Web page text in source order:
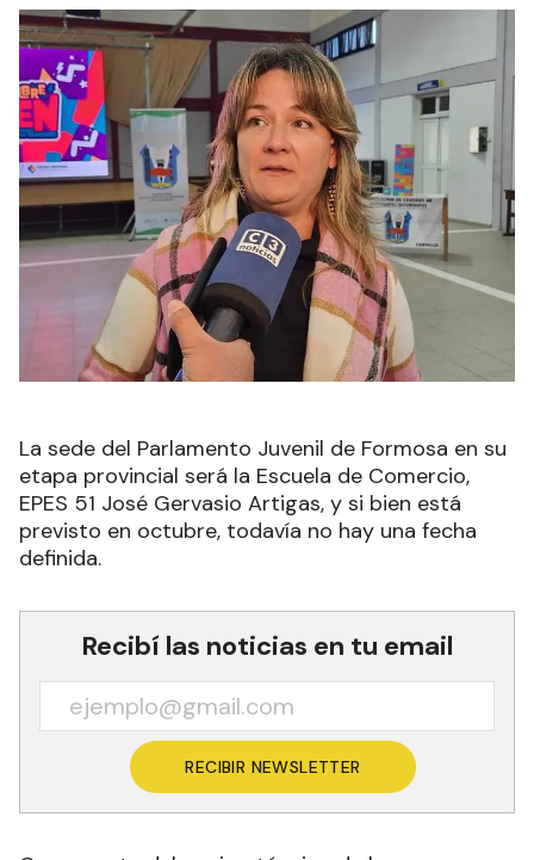
La sede del Parlamento Juvenil de Formosa en su
etapa provincial será la Escuela de Comercio,
EPES 51 José Gervasio Artigas, y si bien está
previsto en octubre, todavía no hay una fecha
definida.
Recibí las noticias en tu email
RECIBIR NEWSLETTER